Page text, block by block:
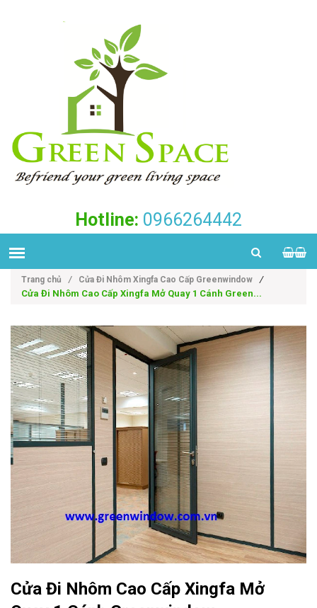
Hotline: 0966264442
Trang chủ / Cửa Đi Nhôm Xingfa Cao Cấp Greenwindow
/
Cửa Đi Nhôm Cao Cấp Xingfa Mở Quay 1 Cánh Green...
Cửa Đi Nhôm Cao Cấp Xingfa Mở